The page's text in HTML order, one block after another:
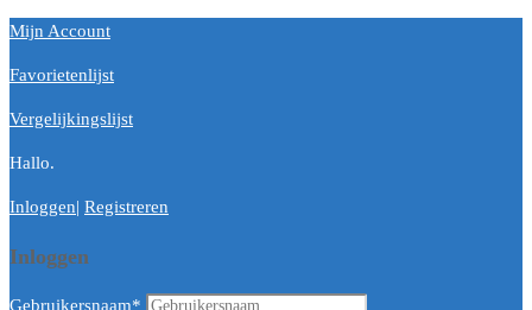
Mijn Account
Favorietenlijst
Vergelijkingslijst
Hallo.
Inloggen| Registreren
Inloggen
Gebruikersnaam*